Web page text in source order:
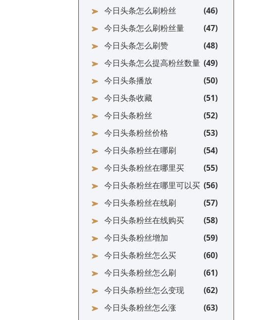
今日头条怎么刷粉丝
今日头条怎么刷粉丝量
今日头条怎么刷赞
今日头条怎么提高粉丝数量
今日头条播放
今日头条收藏
今日头条粉丝
今日头条粉丝价格
今日头条粉丝在哪刷
今日头条粉丝在哪里买
今日头条粉丝在哪里可以买
今日头条粉丝在线刷
今日头条粉丝在线购买
今日头条粉丝增加
今日头条粉丝怎么买
今日头条粉丝怎么刷
今日头条粉丝怎么变现
今日头条粉丝怎么涨